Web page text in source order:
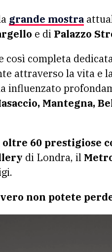
grande mostra
e di Palazzo
così completa
attraverso la vita e
influenzato
Mantegna,
oltre 60 prestigiose
di Londra, il
non potete